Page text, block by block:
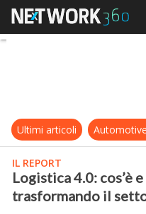
Ultimi articoli
IL REPORT
Logistica 4.0: cos’è
trasformando il